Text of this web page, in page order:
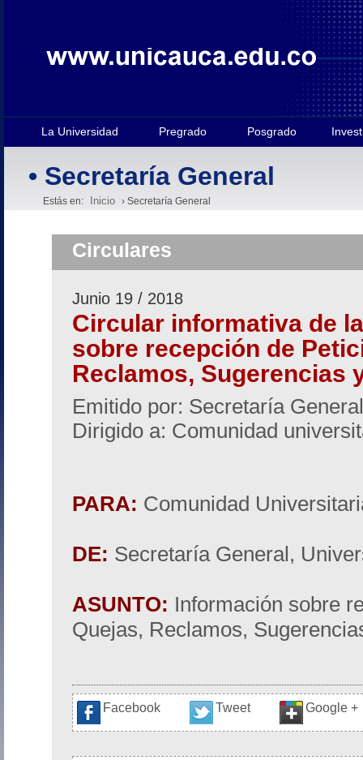
La Universidad Pregrado Posgrado
• Secretaría General
Estás en: Inicio › Secretaría General
Circulares
Junio 19 / 2018
Circular informativa de
sobre recepción de
Reclamos, Sugerencias
Emitido por: Secretaría General
Dirigido a: Comunidad
PARA: Comunidad
DE: Secretaría General,
ASUNTO: Información sobre
Quejas, Reclamos,
Facebook Tweet Google +